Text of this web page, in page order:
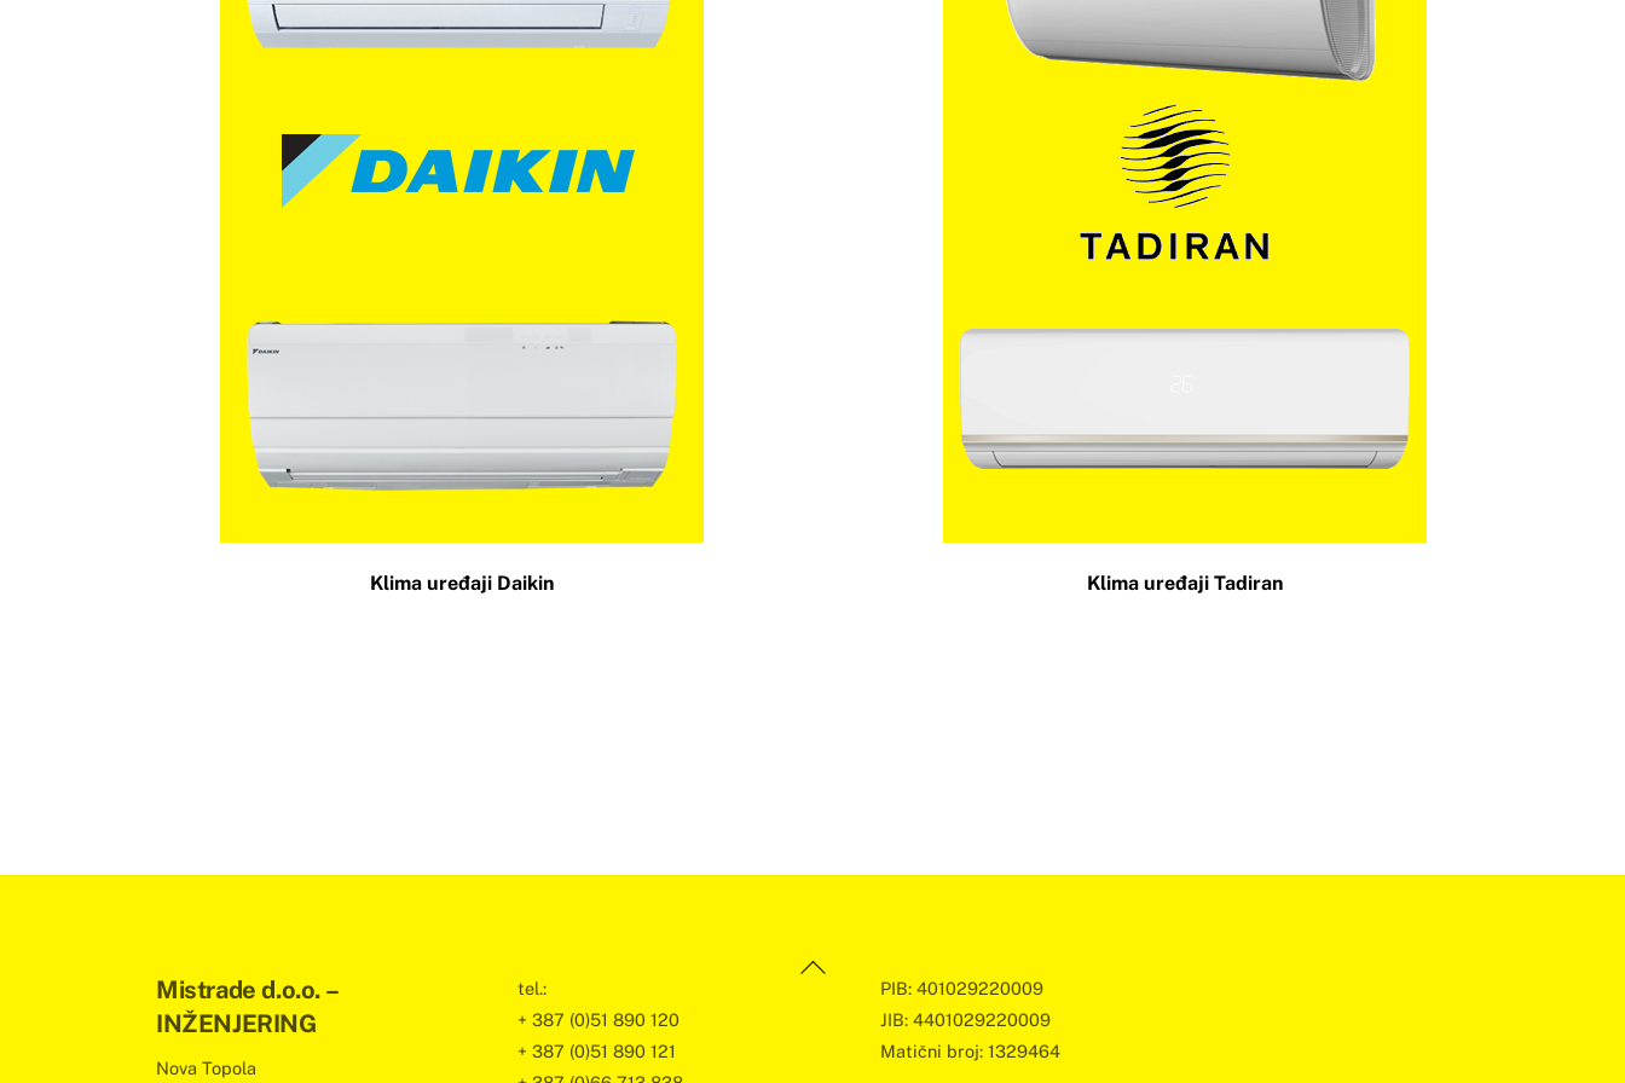
Klima uređaji Daikin Klima uređaji Tadiran
Back
Mistrade d.o.o. –
INŽENJERING
Nova Topola
tel.:
+ 387 (0)51 890 120
+ 387 (0)51 890 121
PIB: 401029220009
JIB: 4401029220009
Matični broj: 1329464